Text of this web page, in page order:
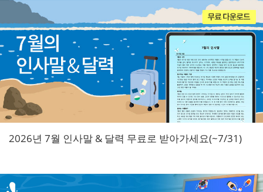
2026년 7월 인사말 & 달력 무료로 받아가세요(~7/31)